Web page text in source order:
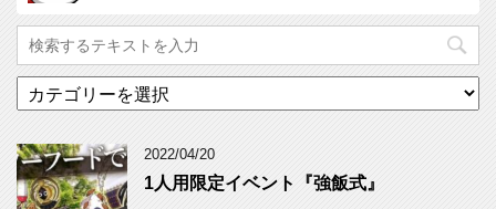
テ
リ
ー
2022/04/20
1人用限定イベント『強飯式』